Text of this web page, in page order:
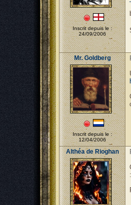
Inscrit depuis le :
24/09/2006
Mr. Goldberg
Inscrit depuis le :
12/04/2006
Althéa de Rioghan
: